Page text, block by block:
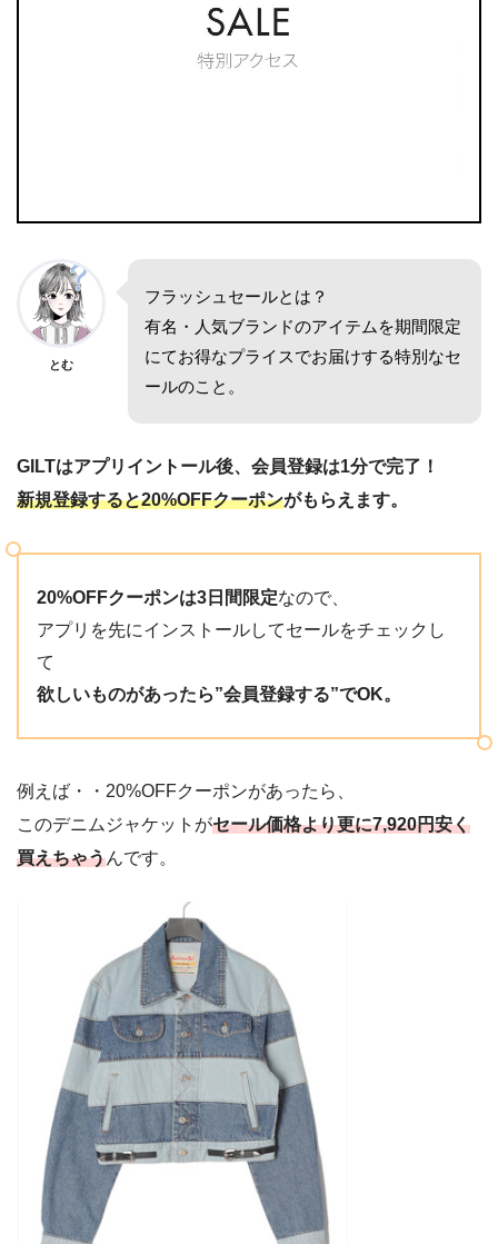
とむ
フラッシュセールとは？
有名・人気ブランドのアイテムを期間限定
にてお得なプライスでお届けする特別なセ
ールのこと。
GILTはアプリイントール後、会員登録は1分で完了！
新規登録すると20%OFFクーポンがもらえます。
20%OFFクーポンは3日間限定なので、
アプリを先にインストールしてセールをチェックし
て
欲しいものがあったら”会員登録する”でOK。
例えば・・20%OFFクーポンがあったら、
このデニムジャケットがセール価格より更に7,920円安く
買えちゃうんです。